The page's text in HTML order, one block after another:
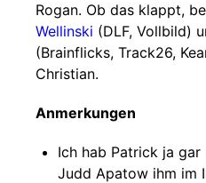
Rogan. Ob das klappt,
Wellinski (DLF, Vollbild)
(Brainflicks, Track26,
Christian.
Anmerkungen
Ich hab Patrick ja
Judd Apatow ihm im